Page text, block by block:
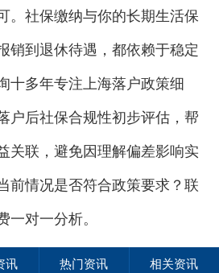
。社保缴纳与你的长期生活保
销到退休待遇，都依赖于稳定
十多年专注上海落户政策细
户后社保合规性初步评估，帮
关联，避免因理解偏差影响实
前情况是否符合政策要求？联
一对一分析。
讯 热门资讯 相关资讯